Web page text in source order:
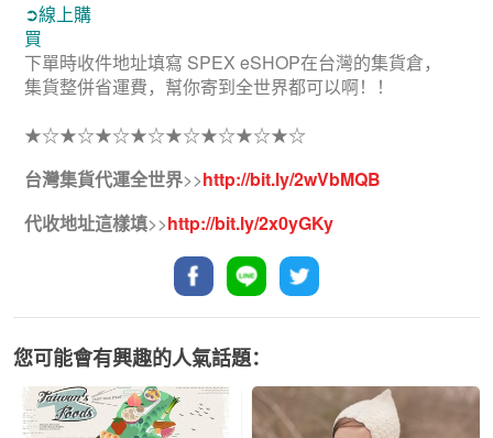
➲線上購
買
下單時收件地址填寫 SPEX eSHOP在台灣的集貨倉，
集貨整併省運費，幫你寄到全世界都可以啊！！
★☆★☆★☆★☆★☆★☆★☆★☆
台灣集貨代運全世界>>http://bit.ly/2wVbMQB
代收地址這樣填>>http://bit.ly/2x0yGKy
您可能會有興趣的人氣話題：